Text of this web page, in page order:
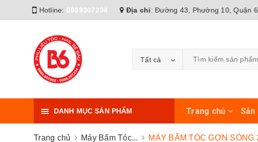
Hotline: 0909307234 Địa chỉ: Đường 43, Phường 10, Quận 6
Tất cả
DANH MỤC SẢN PHẨM Trang chủ Sản
Trang chủ Máy Bấm Tóc... MÁY BẤM TÓC GỢN SÓNG